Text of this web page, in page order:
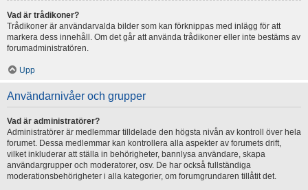
Vad är trådikoner?
Trådikoner är användarvalda bilder som kan förknippas med inlägg för att
markera dess innehåll. Om det går att använda trådikoner eller inte bestäms av
forumadministratören.
Upp
Användarnivåer och grupper
Vad är administratörer?
Administratörer är medlemmar tilldelade den högsta nivån av kontroll över hela
forumet. Dessa medlemmar kan kontrollera alla aspekter av forumets drift,
vilket inkluderar att ställa in behörigheter, bannlysa användare, skapa
användargrupper och moderatorer, osv. De har också fullständiga
moderationsbehörigheter i alla kategorier, om forumgrundaren tillåtit det.